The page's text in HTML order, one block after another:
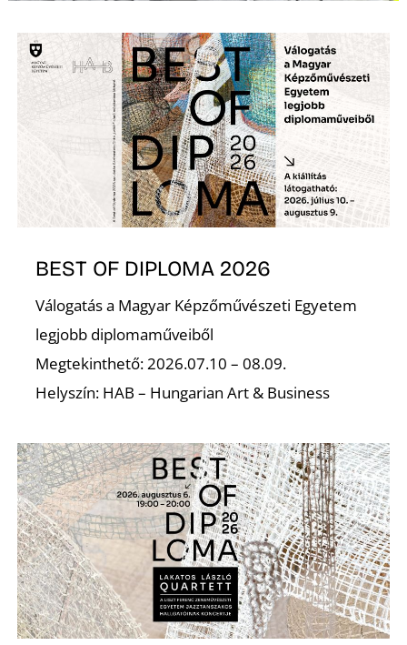
BEST OF DIPLOMA 2026
Válogatás a Magyar Képzőművészeti Egyetem
legjobb diplomaműveiből
Megtekinthető: 2026.07.10 – 08.09.
Helyszín: HAB – Hungarian Art & Business